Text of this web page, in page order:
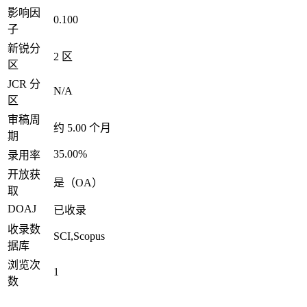
影响因
子
0.100
新锐分
区
2 区
JCR 分
区
N/A
审稿周
期
约 5.00 个月
录用率
35.00%
开放获
取
是（OA）
DOAJ
已收录
收录数
据库
SCI,Scopus
浏览次
数
1